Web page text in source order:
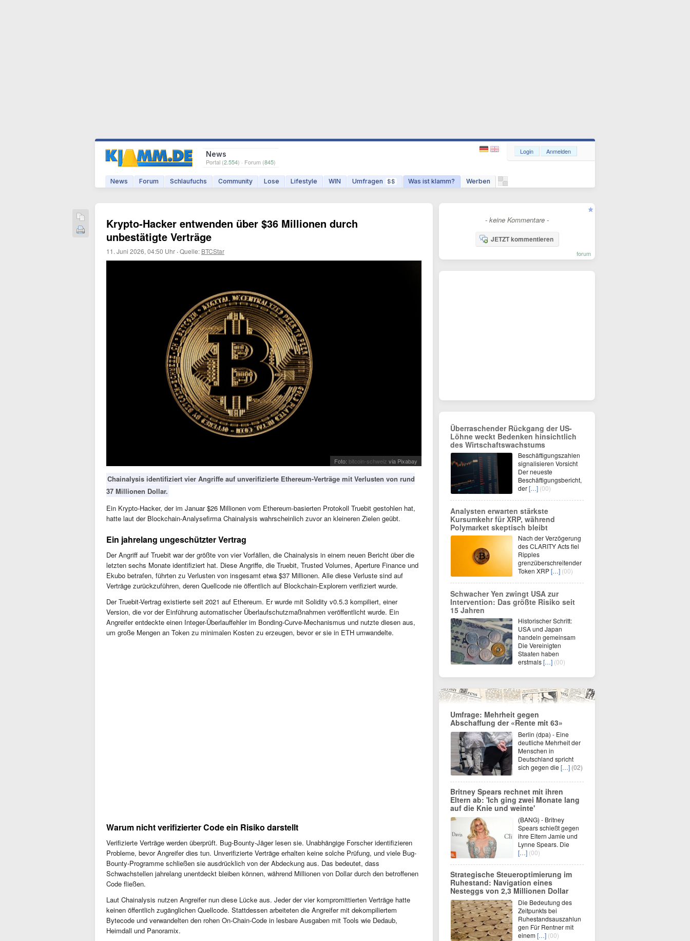
News
Portal (2.554) · Forum (845)
News Forum Schlaufuchs Community Lose Lifestyle WIN Umfragen $$ Was ist klamm? Werben
Login Anmelden
Krypto-Hacker entwenden über $36 Millionen durch
unbestätigte Verträge
11. Juni 2026, 04:50 Uhr ·Quelle: BTCStar
Foto: bitcoin-schweiz via Pixabay
Chainalysis identifiziert vier Angriffe auf unverifizierte Ethereum-Verträge mit Verlusten von rund
37 Millionen Dollar.
Ein Krypto-Hacker, der im Januar $26 Millionen vom Ethereum-basierten Protokoll Truebit gestohlen hat,
hatte laut der Blockchain-Analysefirma Chainalysis wahrscheinlich zuvor an kleineren Zielen geübt.
Ein jahrelang ungeschützter Vertrag
Der Angriff auf Truebit war der größte von vier Vorfällen, die Chainalysis in einem neuen Bericht über die
letzten sechs Monate identifiziert hat. Diese Angriffe, die Truebit, Trusted Volumes, Aperture Finance und
Ekubo betrafen, führten zu Verlusten von insgesamt etwa $37 Millionen. Alle diese Verluste sind auf
Verträge zurückzuführen, deren Quellcode nie öffentlich auf Blockchain-Explorern verifiziert wurde.
Der Truebit-Vertrag existierte seit 2021 auf Ethereum. Er wurde mit Solidity v0.5.3 kompiliert, einer
Version, die vor der Einführung automatischer Überlaufschutzmaßnahmen veröffentlicht wurde. Ein
Angreifer entdeckte einen Integer-Überlauffehler im Bonding-Curve-Mechanismus und nutzte diesen aus,
um große Mengen an Token zu minimalen Kosten zu erzeugen, bevor er sie in ETH umwandelte.
Warum nicht verifizierter Code ein Risiko darstellt
Verifizierte Verträge werden überprüft. Bug-Bounty-Jäger lesen sie. Unabhängige Forscher identifizieren
Probleme, bevor Angreifer dies tun. Unverifizierte Verträge erhalten keine solche Prüfung, und viele Bug-
Bounty-Programme schließen sie ausdrücklich von der Abdeckung aus. Das bedeutet, dass
Schwachstellen jahrelang unentdeckt bleiben können, während Millionen von Dollar durch den betroffenen
Code fließen.
Laut Chainalysis nutzen Angreifer nun diese Lücke aus. Jeder der vier kompromittierten Verträge hatte
keinen öffentlich zugänglichen Quellcode. Stattdessen arbeiteten die Angreifer mit dekompiliertem
Bytecode und verwandelten den rohen On-Chain-Code in lesbare Ausgaben mit Tools wie Dedaub,
Heimdall und Panoramix.
- keine Kommentare -
JETZT kommentieren
forum
Überraschender Rückgang der US-
Löhne weckt Bedenken hinsichtlich
des Wirtschaftswachstums
Beschäftigungszahlen
signalisieren Vorsicht
Der neueste
Beschäftigungsbericht,
der[…] (00)
Analysten erwarten stärkste
Kursumkehr für XRP, während
Polymarket skeptisch bleibt
Nach der Verzögerung
des CLARITY Acts fiel
Ripples
grenzüberschreitender
Token XRP[…] (00)
Schwacher Yen zwingt USA zur
Intervention: Das größte Risiko seit
15 Jahren
Historischer Schritt:
USA und Japan
handeln gemeinsam
Die Vereinigten
Staaten haben
erstmals[…] (00)
Umfrage: Mehrheit gegen
Abschaffung der «Rente mit 63»
Berlin (dpa) - Eine
deutliche Mehrheit der
Menschen in
Deutschland spricht
sich gegen die […] (02)
Britney Spears rechnet mit ihren
Eltern ab: 'Ich ging zwei Monate lang
auf die Knie und weinte'
(BANG) - Britney
Spears schießt gegen
ihre Eltern Jamie und
Lynne Spears. Die
[…] (00)
Strategische Steueroptimierung im
Ruhestand: Navigation eines
Nesteggs von 2,3 Millionen Dollar
Die Bedeutung des
Zeitpunkts bei
Ruhestandsauszahlun
gen Für Rentner mit
einem[…] (00)